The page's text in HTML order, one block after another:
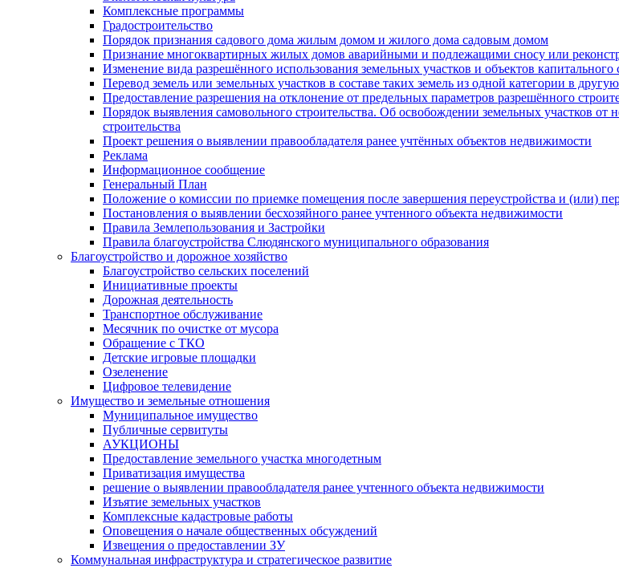
Комплексные программы
Градостроительство
Порядок признания садового дома жилым домом и жилого дома садовым домом
Признание многоквартирных жилых домов аварийными и подлежащими сносу или
Изменение вида разрешённого использования земельных участков и объектов капитального
Перевод земель или земельных участков в составе таких земель из одной категории в
Предоставление разрешения на отклонение от предельных параметров разрешённого
Порядок выявления самовольного строительства. Об освобождении земельных участков
строительства
Проект решения о выявлении правообладателя ранее учтённых объектов недвижимости
Реклама
Информационное сообщение
Генеральный План
Положение о комиссии по приемке помещения после завершения переустройства и (или)
Постановления о выявлении бесхозяйного ранее учтенного объекта недвижимости
Правила Землепользования и Застройки
Правила благоустройства Слюдянского муниципального образования
Благоустройство и дорожное хозяйство
Благоустройство сельских поселений
Инициативные проекты
Дорожная деятельность
Транспортное обслуживание
Месячник по очистке от мусора
Обращение с ТКО
Детские игровые площадки
Озеленение
Цифровое телевидение
Имущество и земельные отношения
Муниципальное имущество
Публичные сервитуты
АУКЦИОНЫ
Предоставление земельного участка многодетным
Приватизация имущества
решение о выявлении правообладателя ранее учтенного объекта недвижимости
Изъятие земельных участков
Комплексные кадастровые работы
Оповещения о начале общественных обсуждений
Извещения о предоставлении ЗУ
Коммунальная инфраструктура и стратегическое развитие